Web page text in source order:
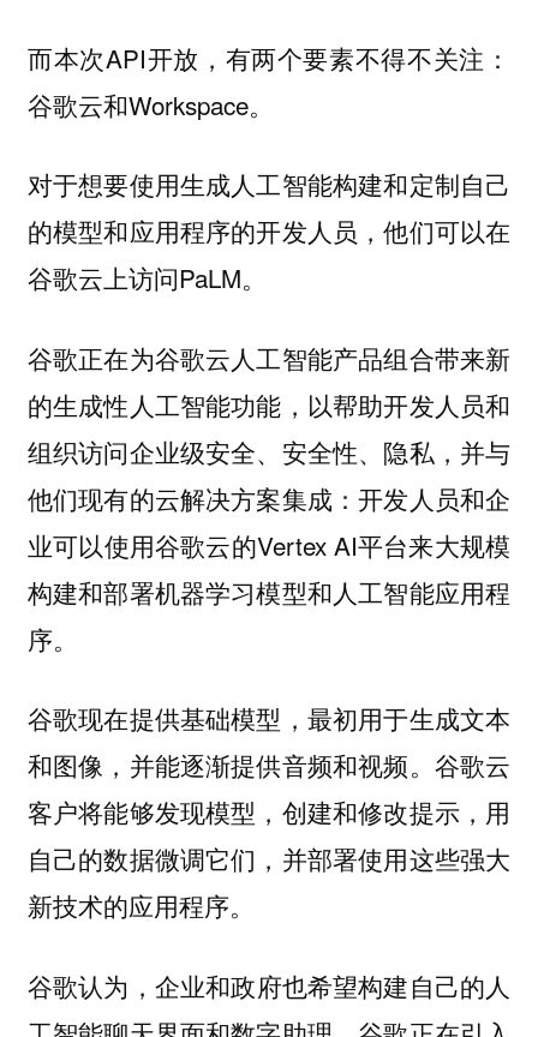
而本次API开放，有两个要素不得不关注：
谷歌云和Workspace。
对于想要使用生成人工智能构建和定制自己
的模型和应用程序的开发人员，他们可以在
谷歌云上访问PaLM。
谷歌正在为谷歌云人工智能产品组合带来新
的生成性人工智能功能，以帮助开发人员和
组织访问企业级安全、安全性、隐私， 并与
他们现有的云解决方案集成 ：开发人员和企
业可以使用谷歌云的Vertex AI平台来大规模
构建和部署机器学习模型和人工智能应用程
序。
谷歌现在提供基础模型，最初用于生成文本
和图像，并能逐渐提供音频和视频。谷歌云
客户将能够发现模型，创建和修改提示，用
自己的数据微调它们，并部署使用这些强大
新技术的应用程序。
谷歌认为， 企业和政府也希望构建自己的人